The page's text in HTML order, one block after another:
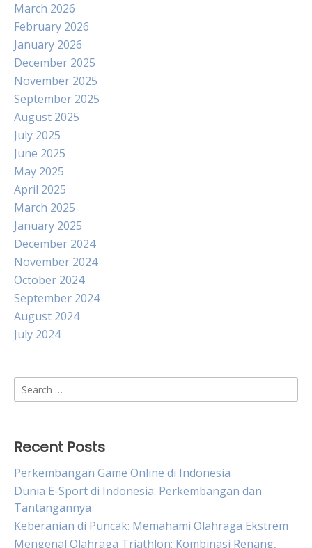
March 2026
February 2026
January 2026
December 2025
November 2025
September 2025
August 2025
July 2025
June 2025
May 2025
April 2025
March 2025
January 2025
December 2024
November 2024
October 2024
September 2024
August 2024
July 2024
Search
for:
Recent Posts
Perkembangan Game Online di Indonesia
Dunia E-Sport di Indonesia: Perkembangan dan
Tantangannya
Keberanian di Puncak: Memahami Olahraga Ekstrem
Mengenal Olahraga Triathlon: Kombinasi Renang,